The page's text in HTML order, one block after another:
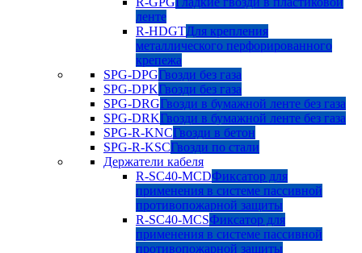
ленте
R-HDGTДля крепления
металлического перфорированного
крепежа
SPG-DPGГвозди без газа
SPG-DPKГвозди без газа
SPG-DRGГвозди в бумажной ленте без газа
SPG-DRKГвозди в бумажной ленте без газа
SPG-R-KNCГвозди в бетон
SPG-R-KSCГвозди по стали
Держатели кабеля
R-SC40-MCDФиксатор для
применения в системе пассивной
противопожарной защиты
R-SC40-MCSФиксатор для
применения в системе пассивной
противопожарной защиты